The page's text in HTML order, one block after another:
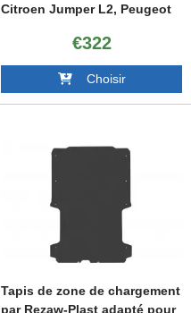
Citroen Jumper L2, Peugeot
2006-2014, 2014-2021, après
2021, Opel Movano après
€322
Choisir
Tapis de zone de chargement
par Rezaw-Plast adapté pour